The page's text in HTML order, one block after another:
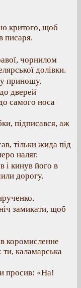
критого, щоб
писаря.
чорнилом
долівки.
приношу.
дверей
самого носа
підписався, аж
тільки жида під
наляг.
і кинув його в
дорогу.
замикати, щоб
коромисленне
каламарська
просив: «На!